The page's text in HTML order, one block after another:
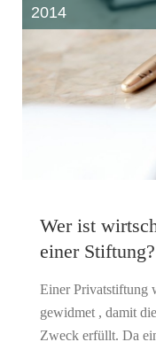
2014
Wer ist
einer Stiftung?
Einer Privatstiftung
gewidmet , damit
Zweck erfüllt. Da